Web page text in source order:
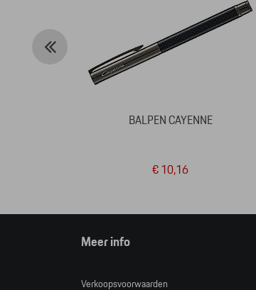
BALPEN CAYENNE
€ 10,16
Meer info
Verkoopsvoorwaarden